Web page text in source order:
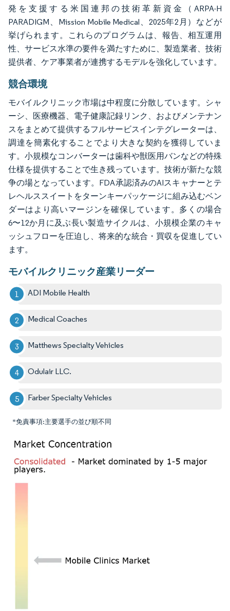
発を支援する米国連邦の技術革新資金（ARPA-H
PARADIGM、Mission Mobile Medical、2025年2月）などが
挙げられます。これらのプログラムは、報告、相互運用
性、サービス水準の要件を満たすために、製造業者、技術
提供者、ケア事業者が連携するモデルを強化しています。
競合環境
モバイルクリニック市場は中程度に分散しています。シャ
ーシ、医療機器、電子健康記録リンク、およびメンテナン
スをまとめて提供するフルサービスインテグレーターは、
調達を簡素化することでより大きな契約を獲得していま
す。小規模なコンバーターは歯科や獣医用バンなどの特殊
仕様を提供することで生き残っています。技術が新たな競
争の場となっています。FDA承認済みのAIスキャナーとテ
レヘルススイートをターンキーパッケージに組み込むベン
ダーはより高いマージンを確保しています。多くの場合
6〜12か月に及ぶ長い製造サイクルは、小規模企業のキャ
ッシュフローを圧迫し、将来的な統合・買収を促進してい
ます。
モバイルクリニック産業リーダー
ADI Mobile Health
Medical Coaches
Matthews Specialty Vehicles
Odulair LLC.
Farber Specialty Vehicles
*免責事項:主要選手の並び順不同